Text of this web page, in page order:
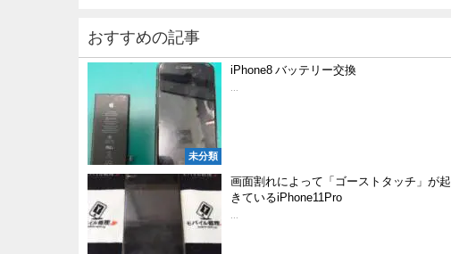
おすすめの記事
未分類
iPhone8 バッテリー交換
画面割れによって「ゴーストタッチ」が起
きているiPhone11Pro